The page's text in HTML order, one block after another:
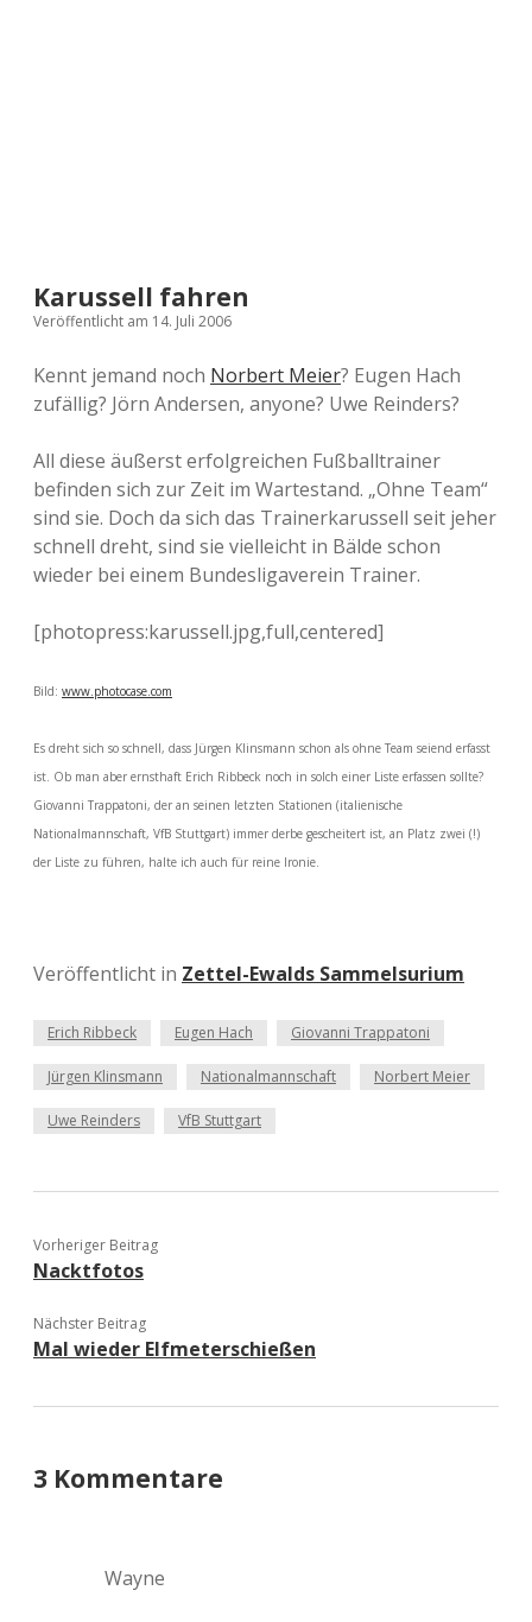
Karussell fahren
Veröffentlicht am 14. Juli 2006
Kennt jemand noch Norbert Meier? Eugen Hach
zufällig? Jörn Andersen, anyone? Uwe Reinders?
All diese äußerst erfolgreichen Fußballtrainer
befinden sich zur Zeit im Wartestand. „Ohne Team“
sind sie. Doch da sich das Trainerkarussell seit jeher
schnell dreht, sind sie vielleicht in Bälde schon
wieder bei einem Bundesligaverein Trainer.
[photopress:karussell.jpg,full,centered]
Bild: www.photocase.com
Es dreht sich so schnell, dass Jürgen Klinsmann schon als ohne Team seiend erfasst
ist. Ob man aber ernsthaft Erich Ribbeck noch in solch einer Liste erfassen sollte?
Giovanni Trappatoni, der an seinen letzten Stationen (italienische
Nationalmannschaft, VfB Stuttgart) immer derbe gescheitert ist, an Platz zwei (!)
der Liste zu führen, halte ich auch für reine Ironie.
Veröffentlicht in Zettel-Ewalds Sammelsurium
Erich Ribbeck Eugen Hach Giovanni Trappatoni
Jürgen Klinsmann Nationalmannschaft Norbert Meier
Uwe Reinders VfB Stuttgart
Vorheriger Beitrag
Nacktfotos
Nächster Beitrag
Mal wieder Elfmeterschießen
3 Kommentare
Wayne